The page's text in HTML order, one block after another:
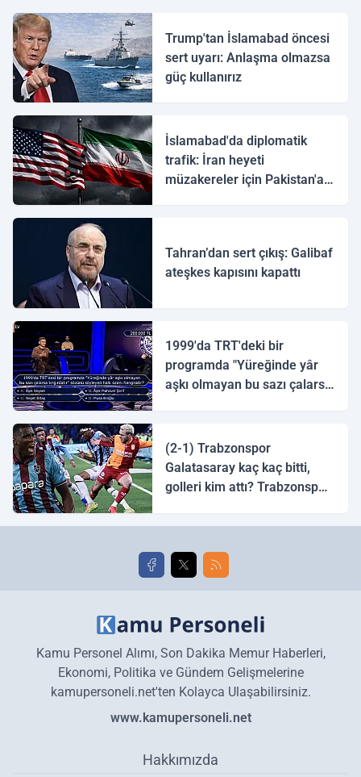
Trump'tan İslamabad öncesi
sert uyarı: Anlaşma olmazsa
güç kullanırız
İslamabad'da diplomatik
trafik: İran heyeti
müzakereler için Pakistan'a
Tahran’dan sert çıkış: Galibaf
ateşkes kapısını kapattı
1999'da TRT'deki bir
programda "Yüreğinde yâr
aşkı olmayan bu sazı çalarsa
(2-1) Trabzonspor
Galatasaray kaç kaç bitti,
golleri kim attı? Trabzonspor
golleri!
Kamu Personel Alımı, Son Dakika Memur Haberleri,
Ekonomi, Politika ve Gündem Gelişmelerine
kamupersoneli.net'ten Kolayca Ulaşabilirsiniz.
www.kamupersoneli.net
Hakkımızda